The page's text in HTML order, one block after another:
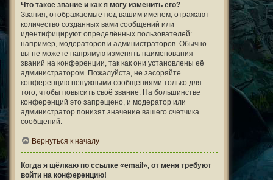
Что такое звание и как я могу изменить его?
Звания, отображаемые под вашим именем, отражают
количество созданных вами сообщений или
идентифицируют определённых пользователей:
например, модераторов и администраторов. Обычно
вы не можете напрямую изменять наименования
званий на конференции, так как они установлены её
администратором. Пожалуйста, не засоряйте
конференцию ненужными сообщениями только для
того, чтобы повысить своё звание. На большинстве
конференций это запрещено, и модератор или
администратор понизят значение вашего счётчика
сообщений.
Вернуться к началу
Когда я щёлкаю по ссылке «email», от меня требуют
войти на конференцию!